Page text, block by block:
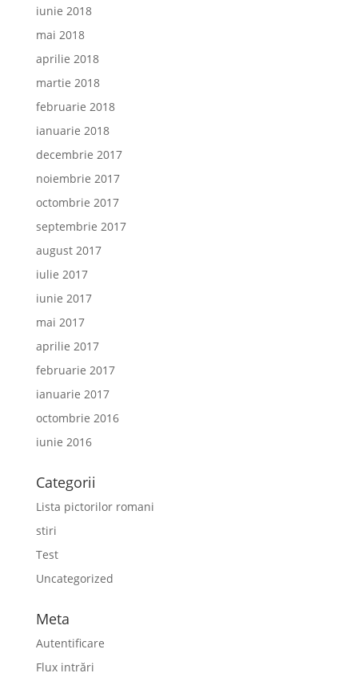
iunie 2018
mai 2018
aprilie 2018
martie 2018
februarie 2018
ianuarie 2018
decembrie 2017
noiembrie 2017
octombrie 2017
septembrie 2017
august 2017
iulie 2017
iunie 2017
mai 2017
aprilie 2017
februarie 2017
ianuarie 2017
octombrie 2016
iunie 2016
Categorii
Lista pictorilor romani
stiri
Test
Uncategorized
Meta
Autentificare
Flux intrări